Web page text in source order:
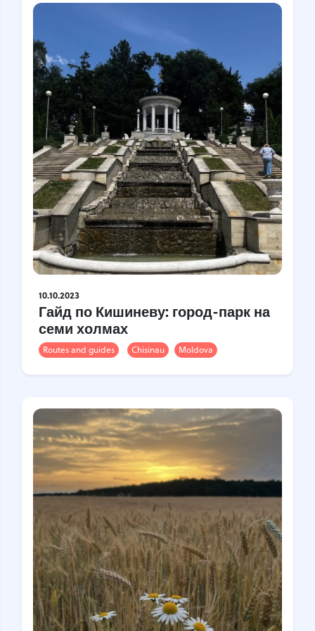
Croatia
Czech Republic
Sweden
Scotland
Sri Lanka
Estonia Japan
10.10.2023
Гайд по Кишиневу: город-парк на
семи холмах
Routes and guides Chisinau Moldova